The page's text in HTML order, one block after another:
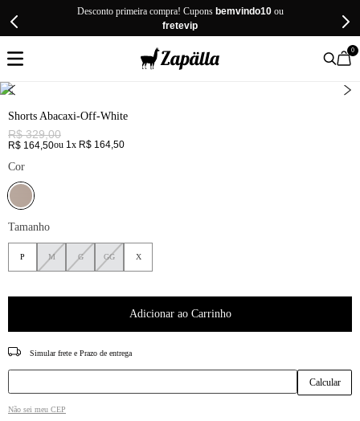
Desconto primeira compra! Cupons bemvindo10ou
fretevip
0
Shorts Abacaxi-Off-White
R$ 329,00
R$ 164,50ou 1x R$ 164,50
Cor
Tamanho
P M G GG X
Adicionar ao Carrinho
CEP
Não sei meu CEP